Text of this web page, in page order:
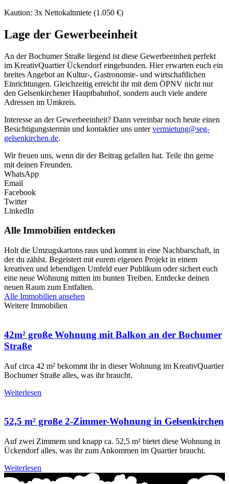
Kaution: 3x Nettokaltmiete (1.050 €)
Lage der Gewerbeeinheit
An der Bochumer Straße liegend ist diese Gewerbeeinheit perfekt
im KreativQuartier Ückendorf eingebunden. Hier erwarten euch ein
breites Angebot an Kultur-, Gastronomie- und wirtschaftlichen
Einrichtungen. Gleichzeitig erreicht ihr mit dem ÖPNV nicht nur
den Gelsenkirchener Hauptbahnhof, sondern auch viele andere
Adressen im Umkreis.
Interesse an der Gewerbeeinheit? Dann vereinbar noch heute einen
Besichtigungstermin und kontaktier uns untervermietung@seg-
gelsenkirchen.de.
Wir freuen uns, wenn dir der Beitrag gefallen hat. Teile ihn gerne
mit deinen Freunden.
WhatsApp
Email
Facebook
Twitter
LinkedIn
Alle Immobilien entdecken
Holt die Umzugskartons raus und kommt in eine Nachbarschaft, in
der du zählst. Begeistert mit eurem eigenen Projekt in einem
kreativen und lebendigen Umfeld euer Publikum oder sichert euch
eine neue Wohnung mitten im bunten Treiben. Entdecke deinen
neuen Raum zum Entfalten.
Alle Immobilien ansehen
Weitere Immobilien
42m² große Wohnung mit Balkon an der Bochumer
Straße
Auf circa 42 m² bekommt ihr in dieser Wohnung im KreativQuartier
Bochumer Straße alles, was ihr braucht.
Weiterlesen
52,5 m² große 2-Zimmer-Wohnung in Gelsenkirchen
Auf zwei Zimmern und knapp ca. 52,5 m² bietet diese Wohnung in
Ückendorf alles, was ihr zum Ankommen im Quartier braucht.
Weiterlesen